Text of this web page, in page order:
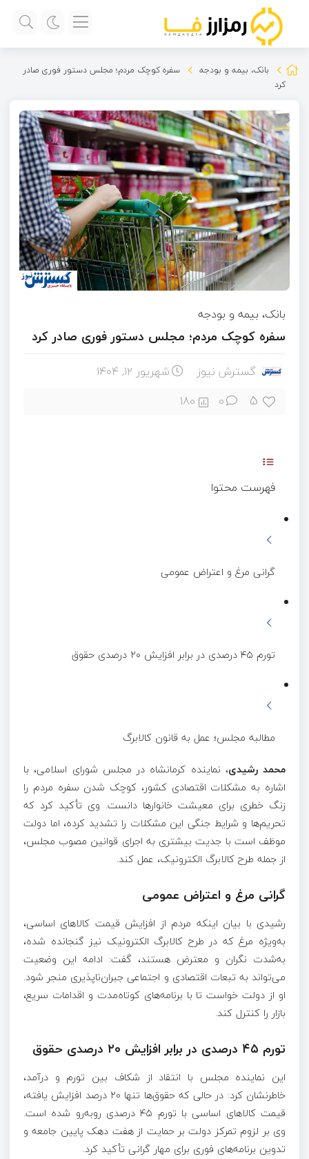
بانک، بیمه و بودجه
سفره کوچک مردم؛ مجلس دستور فوری صادر
کرد
بانک، بیمه و بودجه
سفره کوچک مردم؛ مجلس دستور فوری صادر کرد
گسترش نیوز شهریور ۱۲, ۱۴۰۴
5
0
180
فهرست محتوا
گرانی مرغ و اعتراض عمومی
تورم ۴۵ درصدی در برابر افزایش ۲۰ درصدی حقوق
مطالبه مجلس؛ عمل به قانون کالابرگ
محمد رشیدی، نماینده کرمانشاه در مجلس شورای اسلامی، با
اشاره به مشکلات اقتصادی کشور، کوچک شدن سفره مردم را
زنگ خطری برای معیشت خانوارها دانست. وی تأکید کرد که
تحریم‌ها و شرایط جنگی این مشکلات را تشدید کرده، اما دولت
موظف است با جدیت بیشتری به اجرای قوانین مصوب مجلس،
از جمله طرح کالابرگ الکترونیک، عمل کند.
گرانی مرغ و اعتراض عمومی
رشیدی با بیان اینکه مردم از افزایش قیمت کالاهای اساسی،
به‌ویژه مرغ که در طرح کالابرگ الکترونیک نیز گنجانده شده،
به‌شدت نگران و معترض هستند، گفت: ادامه این وضعیت
می‌تواند به تبعات اقتصادی و اجتماعی جبران‌ناپذیری منجر شود.
او از دولت خواست تا با برنامه‌های کوتاه‌مدت و اقدامات سریع،
بازار را کنترل کند.
تورم ۴۵ درصدی در برابر افزایش ۲۰ درصدی حقوق
این نماینده مجلس با انتقاد از شکاف بین تورم و درآمد،
خاطرنشان کرد: در حالی که حقوق‌ها تنها ۲۰ درصد افزایش یافته،
قیمت کالاهای اساسی با تورم ۴۵ درصدی روبه‌رو شده است.
وی بر لزوم تمرکز دولت بر حمایت از هفت دهک پایین جامعه و
تدوین برنامه‌های فوری برای مهار گرانی تأکید کرد.